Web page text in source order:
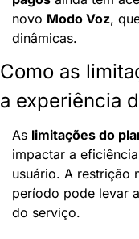
novo Modo Voz,
dinâmicas.
Como as
a experiência
As limitações do
impactar a
usuário. A restrição
período pode levar
do serviço.